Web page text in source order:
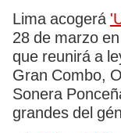
Lima acogerá
28 de marzo
que reunirá a
Gran Combo,
Sonera
grandes del